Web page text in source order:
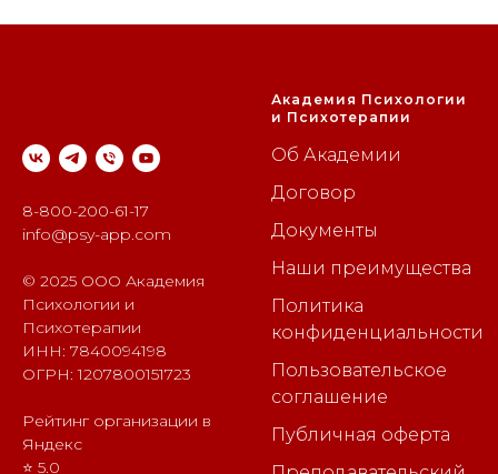
8-800-200-61-17
info@psy-app.com
© 2025 ООО Академия
Психологии и
Психотерапии
ИНН: 7840094198
ОГРН: 1207800151723
Рейтинг организации в
Яндекс
⭐ 5.0
Академия Психологии
и Психотерапии
Об Академии
Договор
Документы
Наши преимущества
Политика
конфиденциальности
Пользовательское
соглашение
Публичная оферта